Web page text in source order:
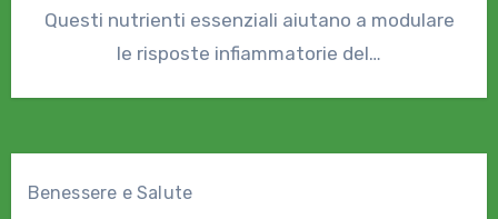
Questi nutrienti essenziali aiutano a modulare
le risposte infiammatorie del…
Benessere e Salute